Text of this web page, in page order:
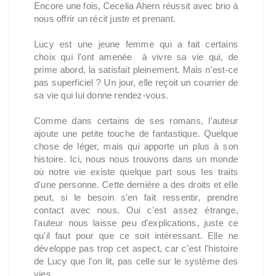
Encore une fois, Cecelia Ahern réussit avec brio à
nous offrir un récit juste et prenant.
Lucy est une jeune femme qui a fait certains
choix qui l'ont amenée à vivre sa vie qui, de
prime abord, la satisfait pleinement. Mais n'est-ce
pas superficiel ? Un jour, elle reçoit un courrier de
sa vie qui lui donne rendez-vous.
Comme dans certains de ses romans, l'auteur
ajoute une petite touche de fantastique. Quelque
chose de léger, mais qui apporte un plus à son
histoire. Ici, nous nous trouvons dans un monde
où notre vie existe quelque part sous les traits
d'une personne. Cette dernière a des droits et elle
peut, si le besoin s'en fait ressentir, prendre
contact avec nous. Oui c'est assez étrange,
l'auteur nous laisse peu d'explications, juste ce
qu'il faut pour que ce soit intéressant. Elle ne
développe pas trop cet aspect, car c'est l'histoire
de Lucy que l'on lit, pas celle sur le système des
vies.